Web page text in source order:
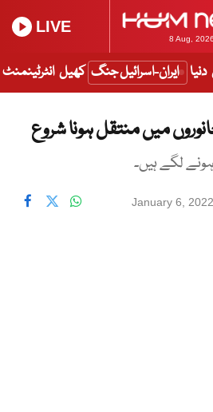
8 Aug, 2026
LIVE
دنیا ایران-اسرائیل جنگ کھیل انٹرٹینمنٹ
میں منتقل ہونا شروع
لگے ہیں۔
January 6,